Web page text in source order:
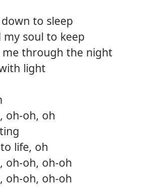
to sleep
my soul to keep
me through the night
light
oh-oh, oh
life, oh
oh-oh, oh-oh
oh-oh, oh-oh